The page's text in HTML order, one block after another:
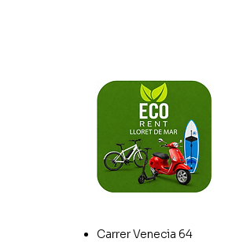
Carrer Venecia 64